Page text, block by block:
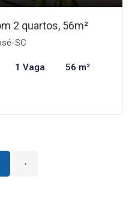
2 quartos, 56m²
SC
1 Vaga 56 m²
›